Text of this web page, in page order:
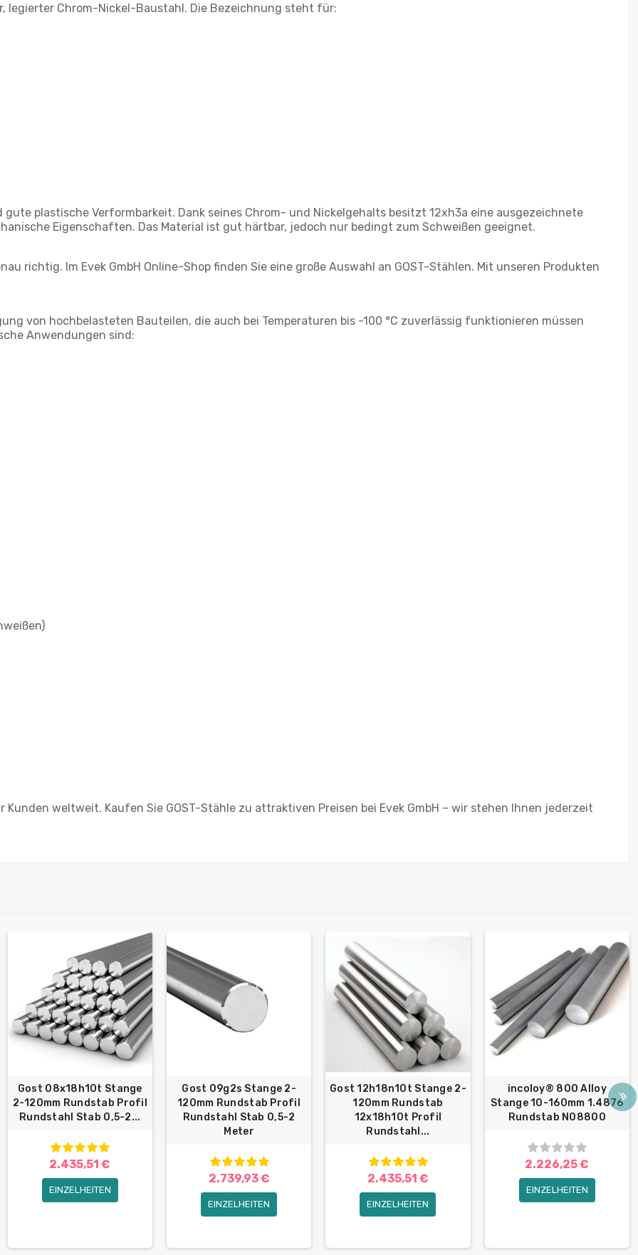
legierter Chrom-Nickel-Baustahl. Die Bezeichnung steht für:
plastische Verformbarkeit. Dank seines Chrom- und Nickelgehalts besitzt 12xh3a eine ausgezeichnete
Eigenschaften. Das Material ist gut härtbar, jedoch nur bedingt zum Schweißen geeignet.
richtig. Im Evek GmbH Online-Shop finden Sie eine große Auswahl an GOST-Stählen. Mit unseren Produkten
von hochbelasteten Bauteilen, die auch bei Temperaturen bis -100 °C zuverlässig funktionieren müssen
Anwendungen sind:
weltweit. Kaufen Sie GOST-Stähle zu attraktiven Preisen bei Evek GmbH – wir stehen Ihnen jederzeit
Gost 08x18h10t Stange
2-120mm Rundstab Profil
Rundstahl Stab 0,5-2...
2.435,51 €
EINZELHEITEN
Gost 09g2s Stange 2-
120mm Rundstab Profil
Rundstahl Stab 0,5-2
Meter
2.739,93 €
EINZELHEITEN
Gost 12h18n10t Stange 2-
120mm Rundstab
12x18h10t Profil
Rundstahl...
2.435,51 €
EINZELHEITEN
incoloy® 800 Alloy
Stange 10-160mm 1.4876
Rundstab N08800
2.226,25 €
EINZELHEITEN